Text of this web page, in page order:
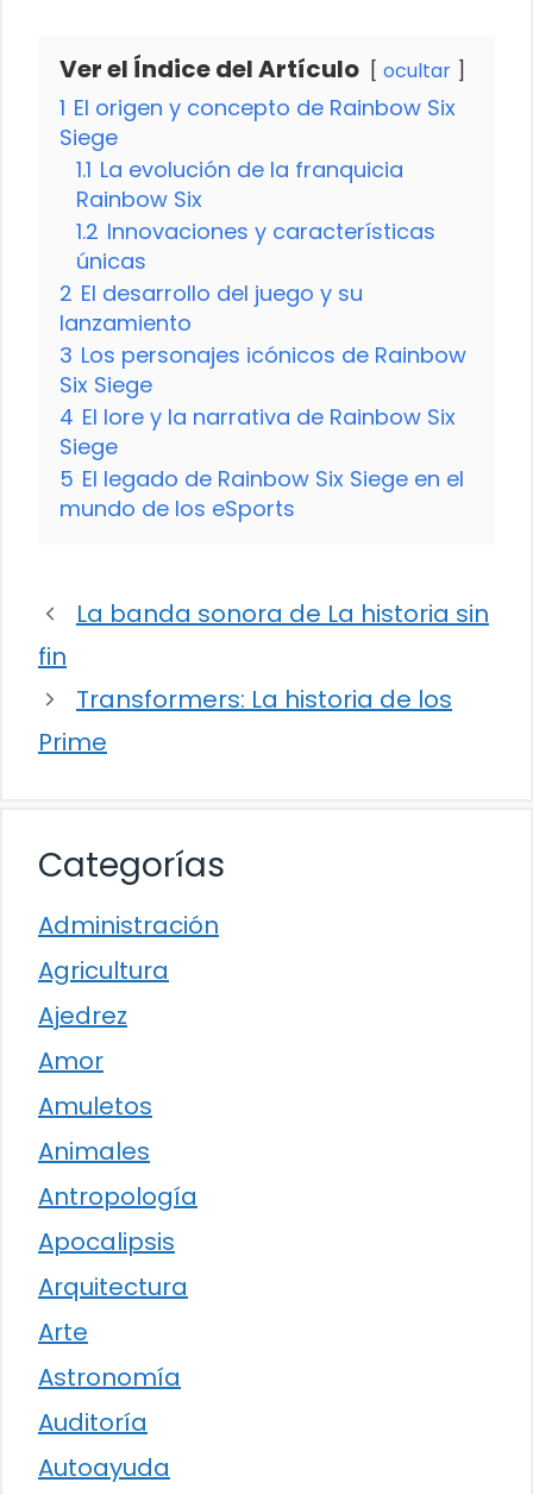
Ver el Índice del Artículo ocultar
1 El origen y concepto de Rainbow Six
Siege
1.1 La evolución de la franquicia
Rainbow Six
1.2 Innovaciones y características
únicas
2 El desarrollo del juego y su
lanzamiento
3 Los personajes icónicos de Rainbow
Six Siege
4 El lore y la narrativa de Rainbow Six
Siege
5 El legado de Rainbow Six Siege en el
mundo de los eSports
La banda sonora de La historia sin
fin
Transformers: La historia de los
Prime
Categorías
Administración
Agricultura
Ajedrez
Amor
Amuletos
Animales
Antropología
Apocalipsis
Arquitectura
Arte
Astronomía
Auditoría
Autoayuda